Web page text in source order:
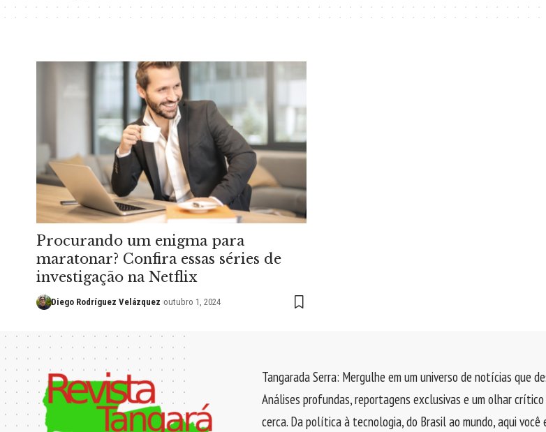
Procurando um enigma para
maratonar? Confira essas séries de
investigação na Netflix
Diego Rodríguez Velázquez outubro 1, 2024
Tangarada Serra: Mergulhe em um universo de notícias que
Análises profundas, reportagens exclusivas e um olhar crítico
cerca. Da política à tecnologia, do Brasil ao mundo, aqui